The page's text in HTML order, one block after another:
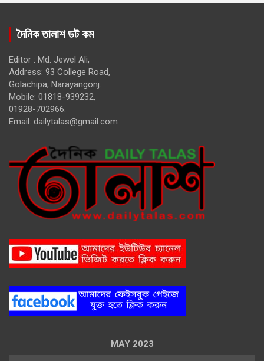
দৈনিক তালাশ ডট কম
Editor : Md. Jewel Ali,
Address: 93 College Road,
Golachipa, Narayangonj.
Mobile: 01818-939232,
01928-702966.
Email: dailytalas@gmail.com
MAY 2023